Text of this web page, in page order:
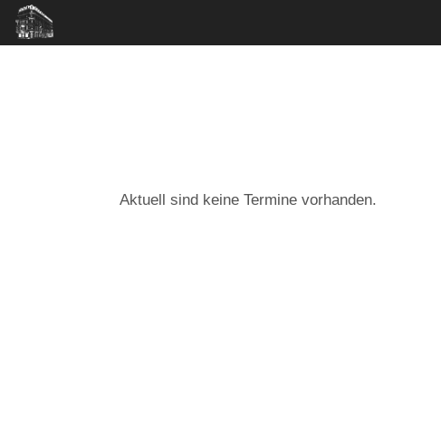
Aktuell sind keine Termine vorhanden.